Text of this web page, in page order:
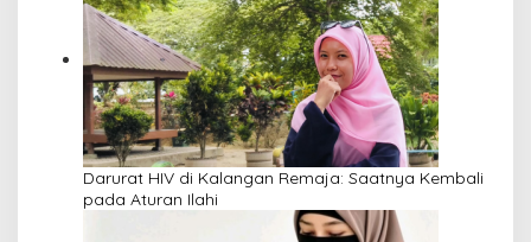
Darurat HIV di Kalangan Remaja: Saatnya Kembali
pada Aturan Ilahi